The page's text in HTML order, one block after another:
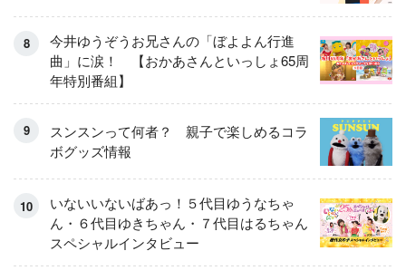
今井ゆうぞうお兄さんの「ぼよよん行進
曲」に涙！ 【おかあさんといっしょ65周
年特別番組】
スンスンって何者？ 親子で楽しめるコラ
ボグッズ情報
いないいないばあっ！５代目ゆうなちゃ
ん・６代目ゆきちゃん・７代目はるちゃん
スペシャルインタビュー